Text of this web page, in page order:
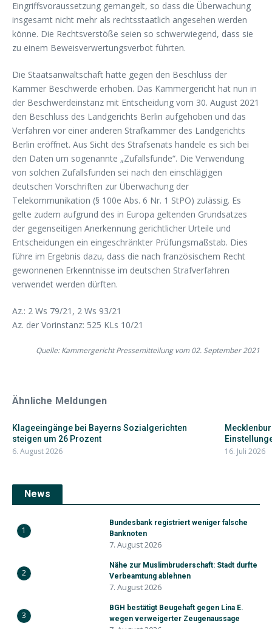
Eingriffsvoraussetzung gemangelt, so dass die Überwachung
insgesamt nicht mehr als rechtsstaatlich angesehen werden
könne. Die Rechtsverstöße seien so schwerwiegend, dass sie
zu einem Beweisverwertungsverbot führten.
Die Staatsanwaltschaft hatte gegen den Beschluss der
Kammer Beschwerde erhoben. Das Kammergericht hat nun in
der Beschwerdeinstanz mit Entscheidung vom 30. August 2021
den Beschluss des Landgerichts Berlin aufgehoben und das
Verfahren vor einer anderen Strafkammer des Landgerichts
Berlin eröffnet. Aus Sicht des Strafsenats handele es sich bei
den Daten um sogenannte „Zufallsfunde“. Die Verwendung
von solchen Zufallsfunden sei nach den einschlägigen
deutschen Vorschriften zur Überwachung der
Telekommunikation (§ 100e Abs. 6 Nr. 1 StPO) zulässig. Es
gelte zudem aufgrund des in Europa geltenden Grundsatzes
der gegenseitigen Anerkennung gerichtlicher Urteile und
Entscheidungen ein eingeschränkter Prüfungsmaßstab. Dies
führe im Ergebnis dazu, dass die nach französischem Recht
gewonnenen Erkenntnisse im deutschen Strafverfahren
verwendet werden dürften.
Az.: 2 Ws 79/21, 2 Ws 93/21
Az. der Vorinstanz: 525 KLs 10/21
Quelle: Kammergericht Pressemitteilung vom 02. September 2021
Ähnliche Meldungen
Klageeingänge bei Bayerns Sozialgerichten
steigen um 26 Prozent
6. August 2026 16. Juli 2026
News
1
Bundesbank registriert weniger falsche
Banknoten
7. August 2026
2
Nähe zur Muslimbruderschaft: Stadt durfte
Verbeamtung ablehnen
7. August 2026
3
BGH bestätigt Beugehaft gegen Lina E.
wegen verweigerter Zeugenaussage